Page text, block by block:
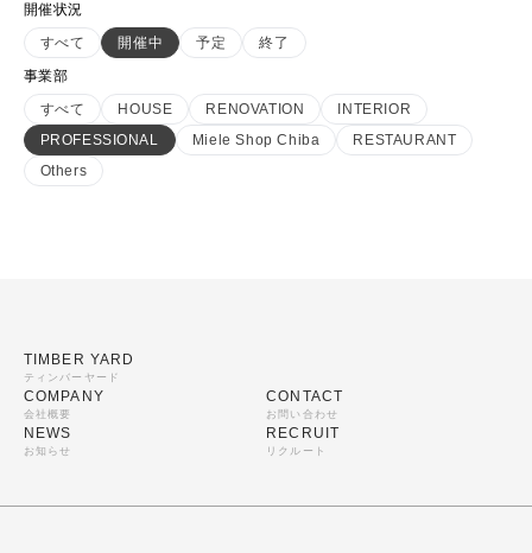
開催状況
すべて
開催中 予定
終了
事業部
すべて
HOUSE RENOVATION
INTERIOR
PROFESSIONAL
Miele Shop Chiba
RESTAURANT
Others
TIMBER YARD
ティンバーヤード
COMPANY
会社概要
NEWS
お知らせ
CONTACT
お問い合わせ
RECRUIT
リクルート